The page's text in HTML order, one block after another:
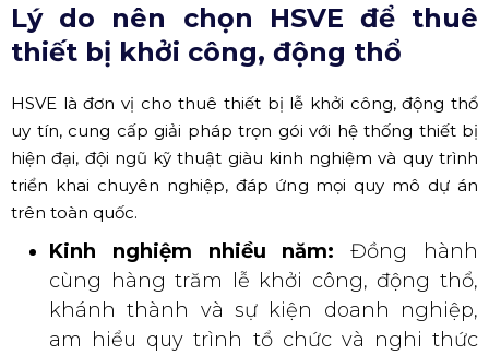
Lý do nên chọn HSVE để thuê
thiết bị khởi công, động thổ
HSVE là đơn vị cho thuê thiết bị lễ khởi công, động thổ
uy tín, cung cấp giải pháp trọn gói với hệ thống thiết bị
hiện đại, đội ngũ kỹ thuật giàu kinh nghiệm và quy trình
triển khai chuyên nghiệp, đáp ứng mọi quy mô dự án
trên toàn quốc.
Kinh nghiệm nhiều năm: Đồng hành
cùng hàng trăm lễ khởi công, động thổ,
khánh thành và sự kiện doanh nghiệp,
am hiểu quy trình tổ chức và nghi thức